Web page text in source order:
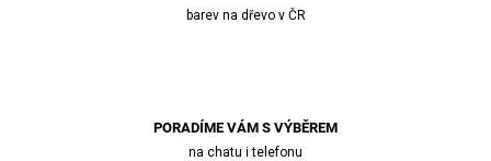
barev na dřevo v ČR
PORADÍME VÁM S VÝBĚREM
na chatu i telefonu